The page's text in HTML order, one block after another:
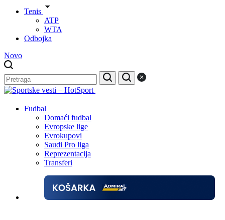
Tenis
ATP
WTA
Odbojka
Novo
Fudbal
Domaći fudbal
Evropske lige
Evrokupovi
Saudi Pro liga
Reprezentacija
Transferi